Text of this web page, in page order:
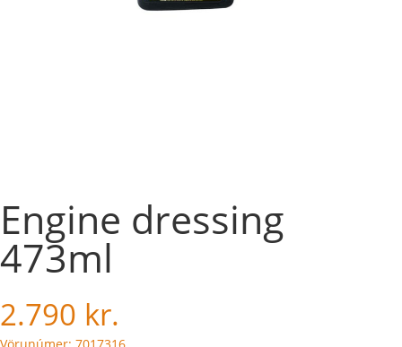
Engine dressing
473ml
2.790 kr.